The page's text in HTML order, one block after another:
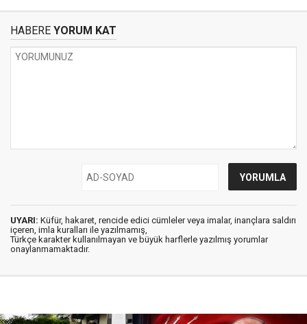
HABERE YORUM KAT
UYARI: Küfür, hakaret, rencide edici cümleler veya imalar, inançlara saldırı
içeren, imla kuralları ile yazılmamış,
Türkçe karakter kullanılmayan ve büyük harflerle yazılmış yorumlar
onaylanmamaktadır.